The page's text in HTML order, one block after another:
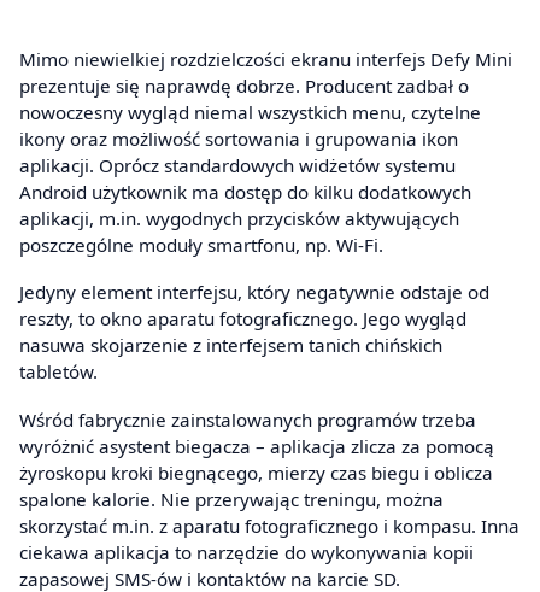
Mimo niewielkiej rozdzielczości ekranu interfejs Defy Mini
prezentuje się naprawdę dobrze. Producent zadbał o
nowoczesny wygląd niemal wszystkich menu, czytelne
ikony oraz możliwość sortowania i grupowania ikon
aplikacji. Oprócz standardowych widżetów systemu
Android użytkownik ma dostęp do kilku dodatkowych
aplikacji, m.in. wygodnych przycisków aktywujących
poszczególne moduły smartfonu, np. Wi-Fi.
Jedyny element interfejsu, który negatywnie odstaje od
reszty, to okno aparatu fotograficznego. Jego wygląd
nasuwa skojarzenie z interfejsem tanich chińskich
tabletów.
Wśród fabrycznie zainstalowanych programów trzeba
wyróżnić asystent biegacza – aplikacja zlicza za pomocą
żyroskopu kroki biegnącego, mierzy czas biegu i oblicza
spalone kalorie. Nie przerywając treningu, można
skorzystać m.in. z aparatu fotograficznego i kompasu. Inna
ciekawa aplikacja to narzędzie do wykonywania kopii
zapasowej SMS-ów i kontaktów na karcie SD.